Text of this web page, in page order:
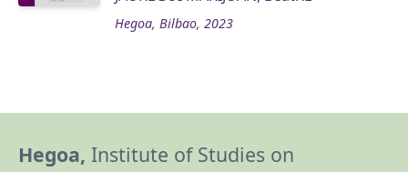
Hegoa, Bilbao, 2023
Hegoa, Institute of Studies on